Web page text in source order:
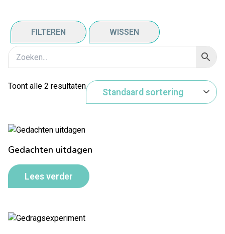
FILTEREN WISSEN
Toont alle 2 resultaten
Gedachten uitdagen
Lees verder